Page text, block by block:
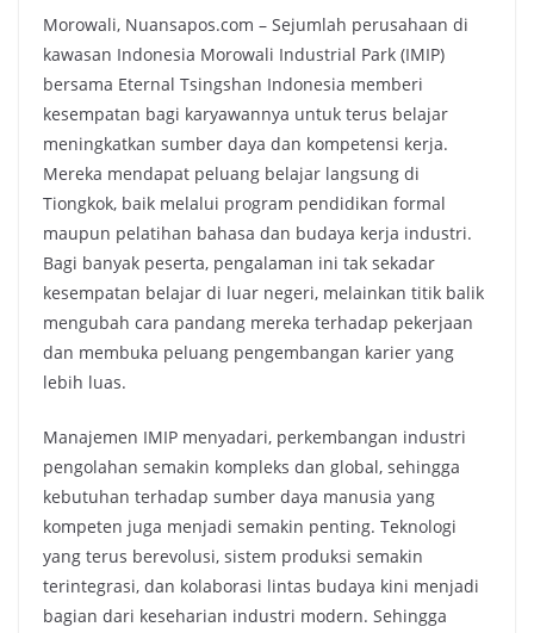
Morowali, Nuansapos.com – Sejumlah perusahaan di
kawasan Indonesia Morowali Industrial Park (IMIP)
bersama Eternal Tsingshan Indonesia memberi
kesempatan bagi karyawannya untuk terus belajar
meningkatkan sumber daya dan kompetensi kerja.
Mereka mendapat peluang belajar langsung di
Tiongkok, baik melalui program pendidikan formal
maupun pelatihan bahasa dan budaya kerja industri.
Bagi banyak peserta, pengalaman ini tak sekadar
kesempatan belajar di luar negeri, melainkan titik balik
mengubah cara pandang mereka terhadap pekerjaan
dan membuka peluang pengembangan karier yang
lebih luas.
Manajemen IMIP menyadari, perkembangan industri
pengolahan semakin kompleks dan global, sehingga
kebutuhan terhadap sumber daya manusia yang
kompeten juga menjadi semakin penting. Teknologi
yang terus berevolusi, sistem produksi semakin
terintegrasi, dan kolaborasi lintas budaya kini menjadi
bagian dari keseharian industri modern. Sehingga